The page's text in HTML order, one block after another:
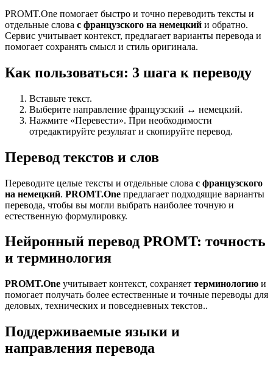
PROMT.One помогает быстро и точно переводить тексты и
отдельные слова с французского на немецкий и обратно.
Сервис учитывает контекст, предлагает варианты перевода и
помогает сохранять смысл и стиль оригинала.
Как пользоваться: 3 шага к переводу
Вставьте текст.
Выберите направление французский ↔ немецкий.
Нажмите «Перевести». При необходимости
отредактируйте результат и скопируйте перевод.
Перевод текстов и слов
Переводите целые тексты и отдельные слова с французского
на немецкий. PROMT.One предлагает подходящие варианты
перевода, чтобы вы могли выбрать наиболее точную и
естественную формулировку.
Нейронный перевод PROMT: точность
и терминология
PROMT.One учитывает контекст, сохраняет терминологию и
помогает получать более естественные и точные переводы для
деловых, технических и повседневных текстов..
Поддерживаемые языки и
направления перевода